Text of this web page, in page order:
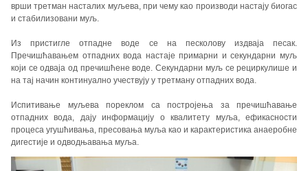
врши третман насталих муљева, при чему као производи настају биогас
и стабилизовани муљ.
Из пристигле отпадне воде се на песколову издваја песак.
Пречишћавањем отпадних вода настаје примарни и секундарни муљ
који се одваја од пречишћене воде. Секундарни муљ се рециркулише и
на тај начин континуално учествују у третману отпадних вода.
Испитивање муљева пореклом са постројења за пречишћавање
отпадних вода, дају информацију о квалитету муља, ефикасности
процеса угушћивања, пресовања муља као и карактеристика анаеробне
дигестије и одводњавања муља.